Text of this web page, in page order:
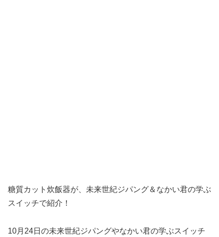
糖質カット炊飯器が、未来世紀ジパング＆なかい君の学ぶ
スイッチで紹介！
10月24日の未来世紀ジパングやなかい君の学ぶスイッチ